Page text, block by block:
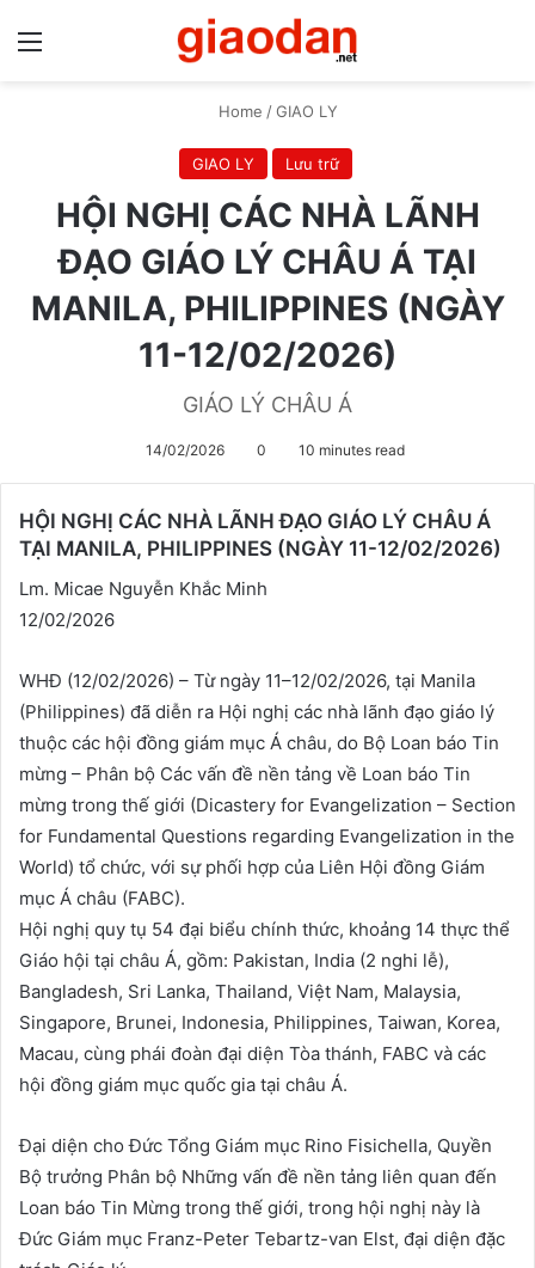
Home / GIAO LY
GIAO LY Lưu trữ
HỘI NGHỊ CÁC NHÀ LÃNH
ĐẠO GIÁO LÝ CHÂU Á TẠI
MANILA, PHILIPPINES (NGÀY
11-12/02/2026)
GIÁO LÝ CHÂU Á
14/02/2026 0 10 minutes read
HỘI NGHỊ CÁC NHÀ LÃNH ĐẠO GIÁO LÝ CHÂU Á
TẠI MANILA, PHILIPPINES (NGÀY 11-12/02/2026)
Lm. Micae Nguyễn Khắc Minh
12/02/2026
WHĐ (12/02/2026) – Từ ngày 11–12/02/2026, tại Manila
(Philippines) đã diễn ra Hội nghị các nhà lãnh đạo giáo lý
thuộc các hội đồng giám mục Á châu, do Bộ Loan báo Tin
mừng – Phân bộ Các vấn đề nền tảng về Loan báo Tin
mừng trong thế giới (Dicastery for Evangelization – Section
for Fundamental Questions regarding Evangelization in the
World) tổ chức, với sự phối hợp của Liên Hội đồng Giám
mục Á châu (FABC).
Hội nghị quy tụ 54 đại biểu chính thức, khoảng 14 thực thể
Giáo hội tại châu Á, gồm: Pakistan, India (2 nghi lễ),
Bangladesh, Sri Lanka, Thailand, Việt Nam, Malaysia,
Singapore, Brunei, Indonesia, Philippines, Taiwan, Korea,
Macau, cùng phái đoàn đại diện Tòa thánh, FABC và các
hội đồng giám mục quốc gia tại châu Á.
Đại diện cho Đức Tổng Giám mục Rino Fisichella, Quyền
Bộ trưởng Phân bộ Những vấn đề nền tảng liên quan đến
Loan báo Tin Mừng trong thế giới, trong hội nghị này là
Đức Giám mục Franz-Peter Tebartz-van Elst, đại diện đặc